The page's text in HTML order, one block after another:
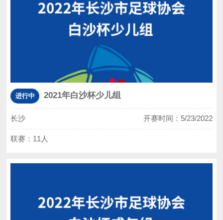
进行中 2021年白沙杯少儿组
长沙 开赛时间：5/23/2022
联赛：11人